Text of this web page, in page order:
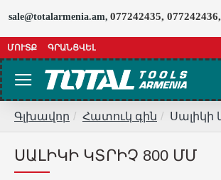
sale@totalarmenia.am, 077242435,
ՄՈՒՏՔ ԳՐԱՆՑՎԵԼ
Գլխավոր Հատուկ գին Սալիկի
ՍԱԼԻԿԻ ԿՏՐԻՉ 800 ՄՄ